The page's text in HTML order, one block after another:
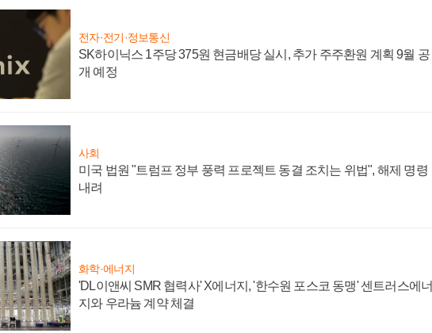
전자·전기·정보통신
SK하이닉스 1주당 375원 현금배당 실시, 추가 주주환원 계획 9월 공
개 예정
사회
미국 법원 "트럼프 정부 풍력 프로젝트 동결 조치는 위법", 해제 명령
내려
화학·에너지
'DL이앤씨 SMR 협력사' X에너지, '한수원 포스코 동맹' 센트러스에너
지와 우라늄 계약 체결